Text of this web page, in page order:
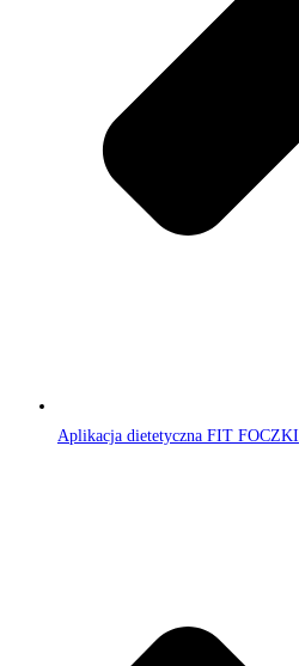
Aplikacja dietetyczna FIT FOCZKI